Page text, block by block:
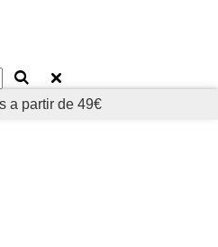
a partir de 49€